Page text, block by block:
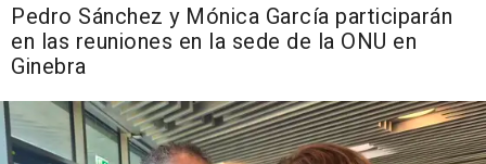
Pedro Sánchez y Mónica García participarán
en las reuniones en la sede de la ONU en
Ginebra